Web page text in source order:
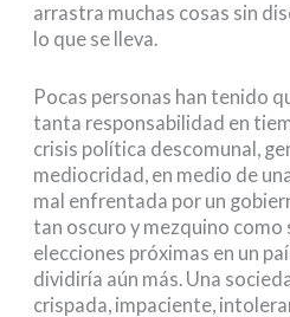
arrastra muchas cosas sin
lo que se lleva.
Pocas personas han tenido
tanta responsabilidad en
crisis política descomunal,
mediocridad, en medio de
mal enfrentada por un
tan oscuro y mezquino como
elecciones próximas en un
dividiría aún más. Una
crispada, impaciente,